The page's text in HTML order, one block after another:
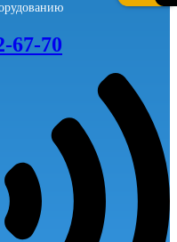
67-70